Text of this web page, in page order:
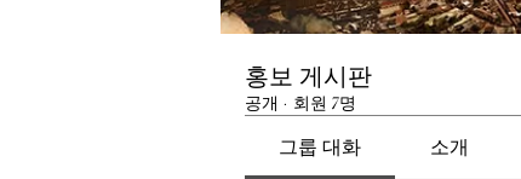
홍보 게시판
공개 · 회원 7명
그룹 대화 소개